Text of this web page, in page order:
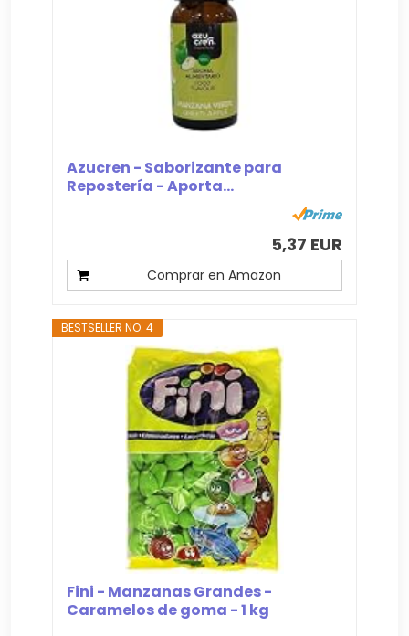
Azucren - Saborizante para
Repostería - Aporta...
5,37 EUR
Comprar en Amazon
BESTSELLER NO. 4
Fini - Manzanas Grandes -
Caramelos de goma - 1 kg